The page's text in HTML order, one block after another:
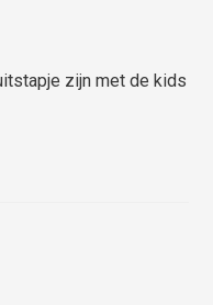
zijn met de kids